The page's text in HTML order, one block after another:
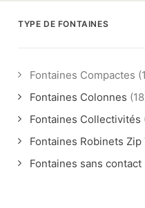
TYPE DE FONTAINES
Fontaines Compactes
Fontaines Colonnes
Fontaines Collectivités
Fontaines Robinets Zip
Fontaines sans contact